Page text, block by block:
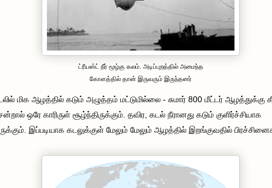
ட்ரீயஸ்ட் நீர் மூழ்கு கலம். அடிப்புறத்தில் அமைந்த
கோளத்தில் தான் இருவரும் இருந்தனர்
மிக ஆழத்தில் கடும் அழுத்தம் மட்டுமில்லை - சுமார் 800 மீட்டர் ஆழத்துக்கு
ஒரே காரிருள் சூழ்ந்திருக்கும். தவிர, கடல் நீரானது கடும் குளிர்ச்சியாக
இப்படியாக கடலுக்குள் மேலும் மேலும் ஆழத்தில் இறங்குவதில்